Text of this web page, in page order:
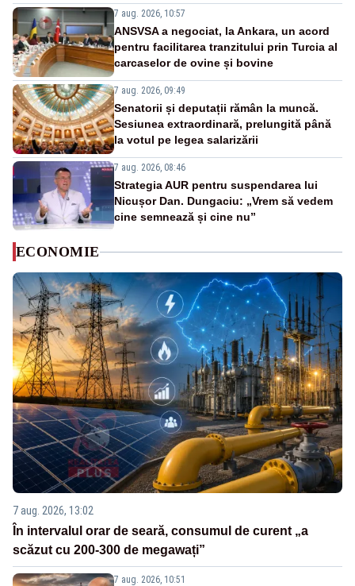
7 aug. 2026, 10:57
ANSVSA a negociat, la Ankara, un acord
pentru facilitarea tranzitului prin Turcia al
carcaselor de ovine și bovine
7 aug. 2026, 09:49
Senatorii și deputații rămân la muncă.
Sesiunea extraordinară, prelungită până
la votul pe legea salarizării
7 aug. 2026, 08:46
Strategia AUR pentru suspendarea lui
Nicușor Dan. Dungaciu: „Vrem să vedem
cine semnează și cine nu”
ECONOMIE
7 aug. 2026, 13:02
În intervalul orar de seară, consumul de curent „a
scăzut cu 200-300 de megawați”
7 aug. 2026, 10:51